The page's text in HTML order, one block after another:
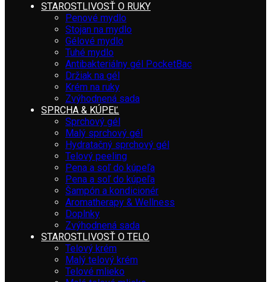
STAROSTLIVOSŤ O RUKY
Penové mydlo
Stojan na mydlo
Gélové mydlo
Tuhé mydlo
Antibakteriálny gél PocketBac
Držiak na gél
Krém na ruky
Zvýhodnená sada
SPRCHA & KÚPEĽ
Sprchový gél
Malý sprchový gél
Hydratačný sprchový gél
Telový peeling
Pena a soľ do kúpeľa
Pena a soľ do kúpeľa
Šampón a kondicionér
Aromatherapy & Wellness
Doplnky
Zvýhodnená sada
STAROSTLIVOSŤ O TELO
Telový krém
Malý telový krém
Telové mlieko